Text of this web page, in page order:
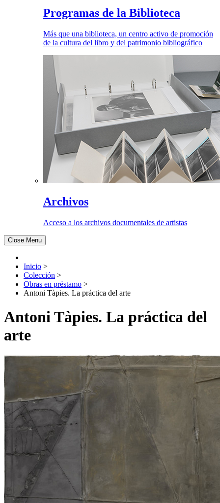
Programas de la Biblioteca
Más que una biblioteca, un centro activo de promoción
de la cultura del libro y del patrimonio bibliográfico
Archivos
Acceso a los archivos documentales de artistas
Close Menu
Inicio >
Colección >
Obras en préstamo >
Antoni Tàpies. La práctica del arte
Antoni Tàpies. La práctica del
arte